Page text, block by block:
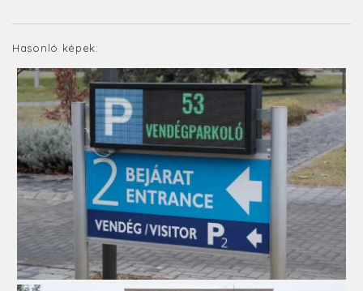
Hasonló képek: